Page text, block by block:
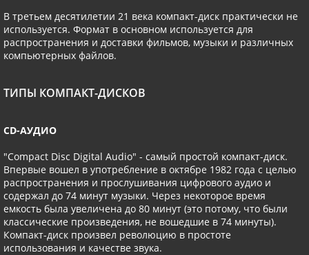
В третьем десятилетии 21 века компакт-диск практически не
используется. Формат в основном используется для
распространения и доставки фильмов, музыки и различных
компьютерных файлов.
ТИПЫ КОМПАКТ-ДИСКОВ
CD-АУДИО
"Compact Disc Digital Audio" - самый простой компакт-диск.
Впервые вошел в употребление в октябре 1982 года с целью
распространения и прослушивания цифрового аудио и
содержал до 74 минут музыки. Через некоторое время
емкость была увеличена до 80 минут (это потому, что были
классические произведения, не вошедшие в 74 минуты).
Компакт-диск произвел революцию в простоте
использования и качестве звука.